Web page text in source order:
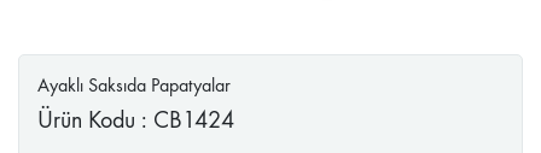
Ayaklı Saksıda Papatyalar
Ürün Kodu : CB1424